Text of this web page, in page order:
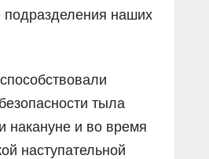
наших
тыла
накануне и во время
наступательной